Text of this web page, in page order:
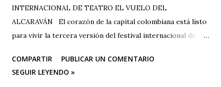
INTERNACIONAL DE TEATRO EL VUELO DEL
ALCARAVÁN El corazón de la capital colombiana está listo
para vivir la tercera versión del festival internacional de
de octubre del 2025 en el Corredor Cultural Del Centro
Comercial Los Ángeles, dónde actualmente se han
COMPARTIR
PUBLICAR UN COMENTARIO
SEGUIR LEYENDO »